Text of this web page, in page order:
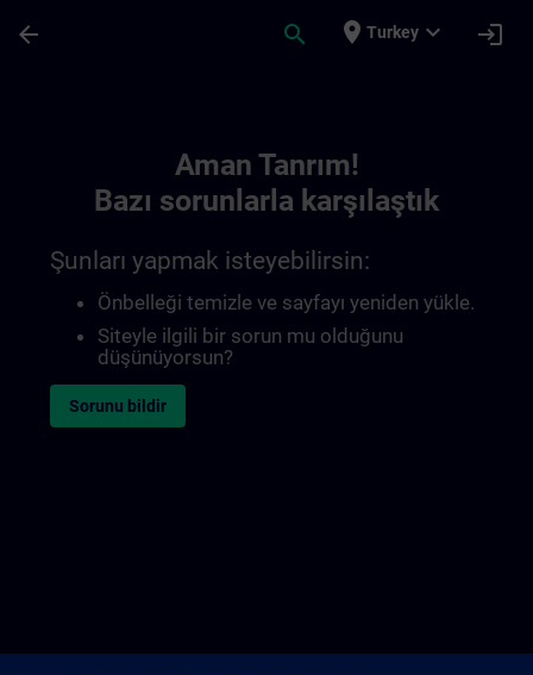
arrow_back search place Turkey expand_more login
Aman Tanrım!
Bazı sorunlarla karşılaştık
Şunları yapmak isteyebilirsin:
Önbelleği temizle ve sayfayı yeniden yükle.
Siteyle ilgili bir sorun mu olduğunu
düşünüyorsun?
Sorunu bildir